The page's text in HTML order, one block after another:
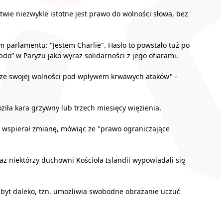
niezwykle istotne jest prawo do wolności słowa, bez
"Jestem Charlie". Hasło to powstało tuż po
w Paryżu jako wyraz solidarności z jego ofiarami.
swojej wolności pod wpływem krwawych ataków" -
kara grzywny lub trzech miesięcy więzienia.
zmianę, mówiąc że "prawo ograniczające
niektórzy duchowni Kościoła Islandii wypowiadali się
daleko, tzn. umożliwia swobodne obrażanie uczuć